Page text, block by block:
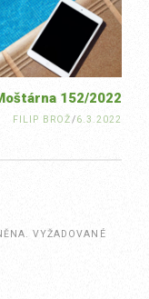
152/2022
FILIP BROŽ/6.3.2022
VYŽADOVANÉ